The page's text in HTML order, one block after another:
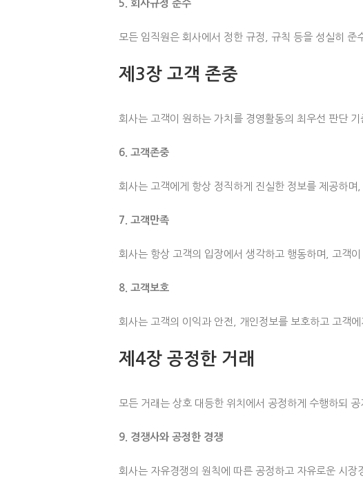
5. 회사규정 준수
모든 임직원은 회사에서 정한 규정, 규칙 등을 성실히
제3장 고객 존중
회사는 고객이 원하는 가치를 경영활동의 최우선 판단
6. 고객존중
회사는 고객에게 항상 정직하게 진실한 정보를 제공하
7. 고객만족
회사는 항상 고객의 입장에서 생각하고 행동하며, 고객
8. 고객보호
회사는 고객의 이익과 안전, 개인정보를 보호하고 고객
제4장 공정한 거래
모든 거래는 상호 대등한 위치에서 공정하게 수행하되
9. 경쟁사와 공정한 경쟁
회사는 자유경쟁의 원칙에 따른 공정하고 자유로운 시